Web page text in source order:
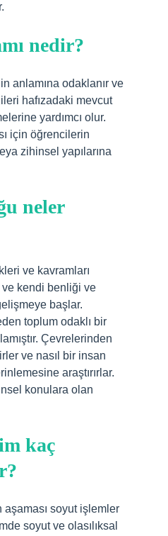
nedir?
anlamına odaklanır ve
hafızadaki mevcut
yardımcı olur.
için öğrencilerin
zihinsel yapılarına
neler
ve kavramları
kendi benliği ve
başlar.
toplum odaklı bir
Çevrelerinden
ve nasıl bir insan
araştırırlar.
konulara olan
kaç
soyut işlemler
soyut ve olasılıksal